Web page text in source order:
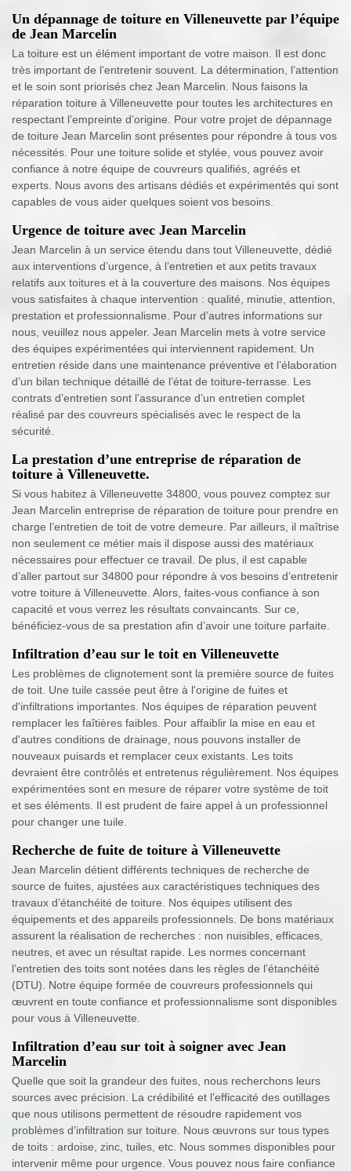
Un dépannage de toiture en Villeneuvette par l’équipe
de Jean Marcelin
La toiture est un élément important de votre maison. Il est donc
très important de l’entretenir souvent. La détermination, l’attention
et le soin sont priorisés chez Jean Marcelin. Nous faisons la
réparation toiture à Villeneuvette pour toutes les architectures en
respectant l’empreinte d’origine. Pour votre projet de dépannage
de toiture Jean Marcelin sont présentes pour répondre à tous vos
nécessités. Pour une toiture solide et stylée, vous pouvez avoir
confiance à notre équipe de couvreurs qualifiés, agréés et
experts. Nous avons des artisans dédiés et expérimentés qui sont
capables de vous aider quelques soient vos besoins.
Urgence de toiture avec Jean Marcelin
Jean Marcelin à un service étendu dans tout Villeneuvette, dédié
aux interventions d’urgence, à l’entretien et aux petits travaux
relatifs aux toitures et à la couverture des maisons. Nos équipes
vous satisfaites à chaque intervention : qualité, minutie, attention,
prestation et professionnalisme. Pour d’autres informations sur
nous, veuillez nous appeler. Jean Marcelin mets à votre service
des équipes expérimentées qui interviennent rapidement. Un
entretien réside dans une maintenance préventive et l’élaboration
d’un bilan technique détaillé de l’état de toiture-terrasse. Les
contrats d’entretien sont l’assurance d’un entretien complet
réalisé par des couvreurs spécialisés avec le respect de la
sécurité.
La prestation d’une entreprise de réparation de
toiture à Villeneuvette.
Si vous habitez à Villeneuvette 34800, vous pouvez comptez sur
Jean Marcelin entreprise de réparation de toiture pour prendre en
charge l’entretien de toit de votre demeure. Par ailleurs, il maîtrise
non seulement ce métier mais il dispose aussi des matériaux
nécessaires pour effectuer ce travail. De plus, il est capable
d’aller partout sur 34800 pour répondre à vos besoins d’entretenir
votre toiture à Villeneuvette. Alors, faites-vous confiance à son
capacité et vous verrez les résultats convaincants. Sur ce,
bénéficiez-vous de sa prestation afin d’avoir une toiture parfaite.
Infiltration d’eau sur le toit en Villeneuvette
Les problèmes de clignotement sont la première source de fuites
de toit. Une tuile cassée peut être à l'origine de fuites et
d'infiltrations importantes. Nos équipes de réparation peuvent
remplacer les faîtières faibles. Pour affaiblir la mise en eau et
d'autres conditions de drainage, nous pouvons installer de
nouveaux puisards et remplacer ceux existants. Les toits
devraient être contrôlés et entretenus régulièrement. Nos équipes
expérimentées sont en mesure de réparer votre système de toit
et ses éléments. Il est prudent de faire appel à un professionnel
pour changer une tuile.
Recherche de fuite de toiture à Villeneuvette
Jean Marcelin détient différents techniques de recherche de
source de fuites, ajustées aux caractéristiques techniques des
travaux d’étanchéité de toiture. Nos équipes utilisent des
équipements et des appareils professionnels. De bons matériaux
assurent la réalisation de recherches : non nuisibles, efficaces,
neutres, et avec un résultat rapide. Les normes concernant
l’entretien des toits sont notées dans les règles de l’étanchéité
(DTU). Notre équipe formée de couvreurs professionnels qui
œuvrent en toute confiance et professionnalisme sont disponibles
pour vous à Villeneuvette.
Infiltration d’eau sur toit à soigner avec Jean
Marcelin
Quelle que soit la grandeur des fuites, nous recherchons leurs
sources avec précision. La crédibilité et l’efficacité des outillages
que nous utilisons permettent de résoudre rapidement vos
problèmes d’infiltration sur toiture. Nous œuvrons sur tous types
de toits : ardoise, zinc, tuiles, etc. Nous sommes disponibles pour
intervenir même pour urgence. Vous pouvez nous faire confiance